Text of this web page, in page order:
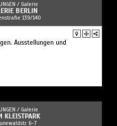
/ Galerie
BERLIN
139/140
Ausstellungen und
/ Galerie
KLEISTPARK
6-7